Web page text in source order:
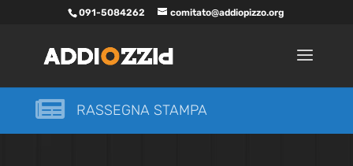
091-5084262 comitato@addiopizzo.org
 RASSEGNA STAMPA